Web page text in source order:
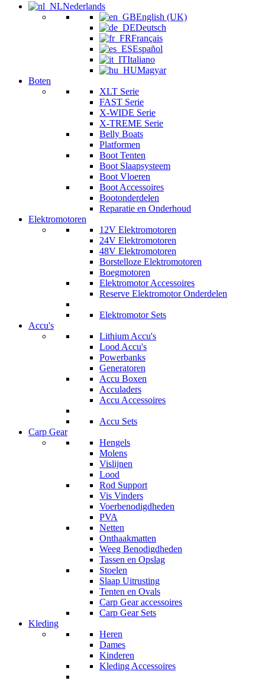
Nederlands
English (UK)
Deutsch
Français
Español
Italiano
Magyar
Boten
XLT Serie
FAST Serie
X-WIDE Serie
X-TREME Serie
Belly Boats
Platformen
Boot Tenten
Boot Slaapsysteem
Boot Vloeren
Boot Accessoires
Bootonderdelen
Reparatie en Onderhoud
Elektromotoren
12V Elektromotoren
24V Elektromotoren
48V Elektromotoren
Borstelloze Elektromotoren
Boegmotoren
Elektromotor Accessoires
Reserve Elektromotor Onderdelen
Elektromotor Sets
Accu's
Lithium Accu's
Lood Accu's
Powerbanks
Generatoren
Accu Boxen
Acculaders
Accu Accessoires
Accu Sets
Carp Gear
Hengels
Molens
Vislijnen
Lood
Rod Support
Vis Vinders
Voerbenodigdheden
PVA
Netten
Onthaakmatten
Weeg Benodigdheden
Tassen en Opslag
Stoelen
Slaap Uitrusting
Tenten en Ovals
Carp Gear accessoires
Carp Gear Sets
Kleding
Heren
Dames
Kinderen
Kleding Accessoires